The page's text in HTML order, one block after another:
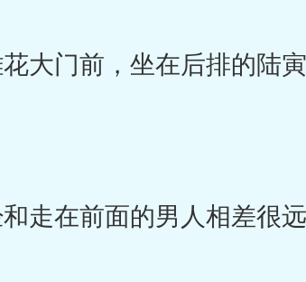
大门前，坐在后排的陆
走在前面的男人相差很